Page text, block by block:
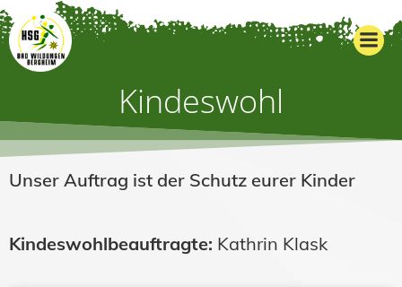
Inhalt
Kindeswohl
Unser Auftrag ist der Schutz eurer Kinder
Kindeswohlbeauftragte: Kathrin Klask